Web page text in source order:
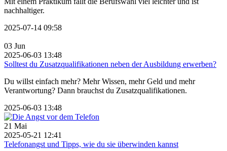
nachhaltiger.
2025-07-14 09:58
03 Jun
2025-06-03 13:48
Solltest du Zusatzqualifikationen neben der Ausbildung erwerben?
Du willst einfach mehr? Mehr Wissen, mehr Geld und mehr
Verantwortung? Dann brauchst du Zusatzqualifikationen.
2025-06-03 13:48
21 Mai
2025-05-21 12:41
Telefonangst und Tipps, wie du sie überwinden kannst